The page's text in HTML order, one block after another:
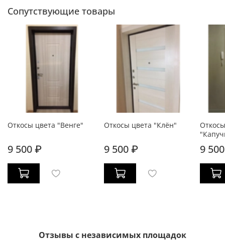
Сопутствующие товары
Откосы цвета "Венге"
9 500 ₽
Откосы цвета "Клён"
9 500 ₽ 9
Отзывы с независимых площадок